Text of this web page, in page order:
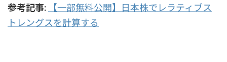
参考記事:
【一部無料公開】日本株でレラティブス
トレングスを計算する